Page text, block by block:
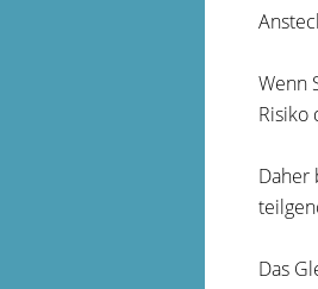
Wenn
Risiko
Daher
Das